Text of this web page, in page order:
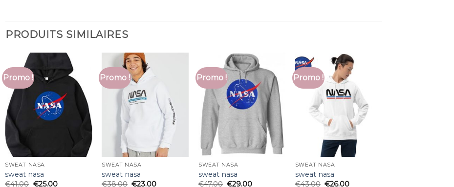
PRODUITS SIMILAIRES
Promo !
SWEAT NASA
sweat nasa
€41.00 €25.00
Promo !
SWEAT NASA
sweat nasa
€38.00 €23.00
Promo !
SWEAT NASA
sweat nasa
€47.00 €29.00
Promo !
SWEAT NASA
sweat nasa
€43.00 €26.00